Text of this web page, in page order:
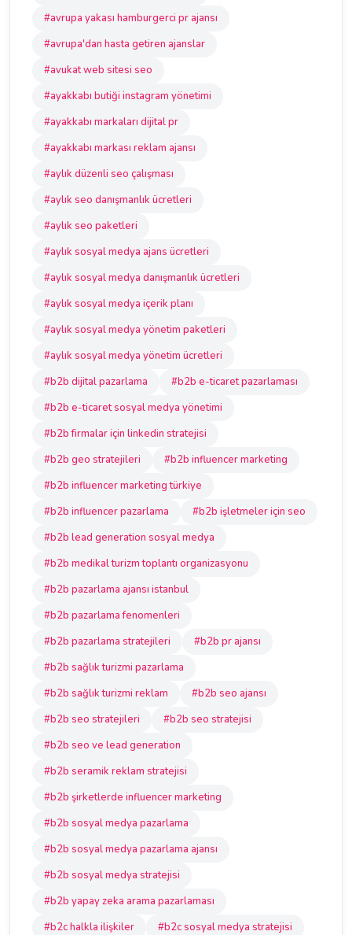
#avrupa yakası hamburgerci pr ajansı
#avrupa'dan hasta getiren ajanslar
#avukat web sitesi seo
#ayakkabı butiği instagram yönetimi
#ayakkabı markaları dijital pr
#ayakkabı markası reklam ajansı
#aylık düzenli seo çalışması
#aylık seo danışmanlık ücretleri
#aylık seo paketleri
#aylık sosyal medya ajans ücretleri
#aylık sosyal medya danışmanlık ücretleri
#aylık sosyal medya içerik planı
#aylık sosyal medya yönetim paketleri
#aylık sosyal medya yönetim ücretleri
#b2b dijital pazarlama
#b2b e-ticaret pazarlaması
#b2b e-ticaret sosyal medya yönetimi
#b2b firmalar için linkedin stratejisi
#b2b geo stratejileri
#b2b influencer marketing
#b2b influencer marketing türkiye
#b2b influencer pazarlama
#b2b işletmeler için seo
#b2b lead generation sosyal medya
#b2b medikal turizm toplantı organizasyonu
#b2b pazarlama ajansı istanbul
#b2b pazarlama fenomenleri
#b2b pazarlama stratejileri
#b2b pr ajansı
#b2b sağlık turizmi pazarlama
#b2b sağlık turizmi reklam
#b2b seo ajansı
#b2b seo stratejileri
#b2b seo stratejisi
#b2b seo ve lead generation
#b2b seramik reklam stratejisi
#b2b şirketlerde influencer marketing
#b2b sosyal medya pazarlama
#b2b sosyal medya pazarlama ajansı
#b2b sosyal medya stratejisi
#b2b yapay zeka arama pazarlaması
#b2c halkla ilişkiler
#b2c sosyal medya stratejisi